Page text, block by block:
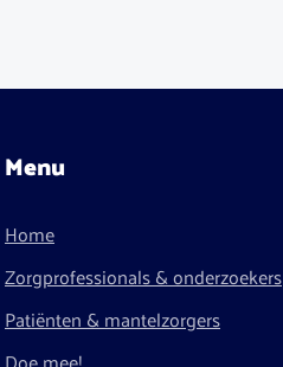
Menu
Home
Zorgprofessionals & onderzoekers
Patiënten & mantelzorgers